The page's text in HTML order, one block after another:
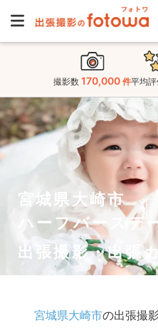
撮影数 170,000 件平均評
宮城県大崎市
ハーフバースデ
出張撮影・出張
宮城県大崎市の出張撮